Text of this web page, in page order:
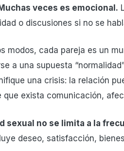
veces es emocional.
o discusiones si no se
modos, cada pareja es un
a una supuesta
una crisis: la relación
que exista comunicación,
sexual no se limita a la
deseo, satisfacción,